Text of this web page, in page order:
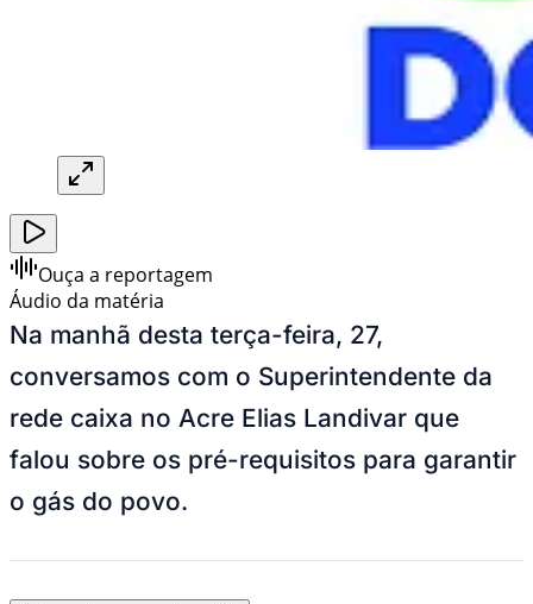
Ouça a reportagem
Áudio da matéria
Na manhã desta terça-feira, 27,
conversamos com o Superintendente da
rede caixa no Acre Elias Landivar que
falou sobre os pré-requisitos para garantir
o gás do povo.